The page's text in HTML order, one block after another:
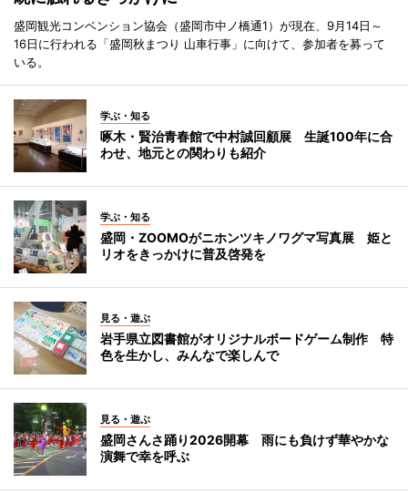
盛岡観光コンベンション協会（盛岡市中ノ橋通1）が現在、9月14日～
16日に行われる「盛岡秋まつり 山車行事」に向けて、参加者を募って
いる。
学ぶ・知る
啄木・賢治青春館で中村誠回顧展 生誕100年に合
わせ、地元との関わりも紹介
学ぶ・知る
盛岡・ZOOMOがニホンツキノワグマ写真展 姫と
リオをきっかけに普及啓発を
見る・遊ぶ
岩手県立図書館がオリジナルボードゲーム制作 特
色を生かし、みんなで楽しんで
見る・遊ぶ
盛岡さんさ踊り2026開幕 雨にも負けず華やかな
演舞で幸を呼ぶ